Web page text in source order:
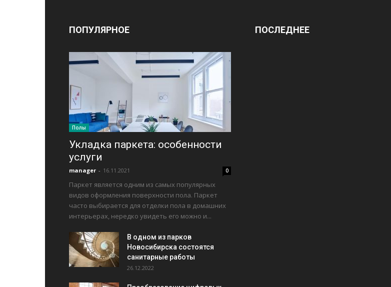
ПОПУЛЯРНОЕ
Полы
Укладка паркета: особенности
услуги
manager - 16.11.2021 0
Паркет является одним из самых популярных
видов оформления поверхности пола. Паркет
часто выбирается для отделки пола в домашних
интерьерах, нередко увидеть его можно и...
В одном из парков
Новосибирска состоятся
санитарные работы
26.12.2022
ПОСЛЕДНЕЕ